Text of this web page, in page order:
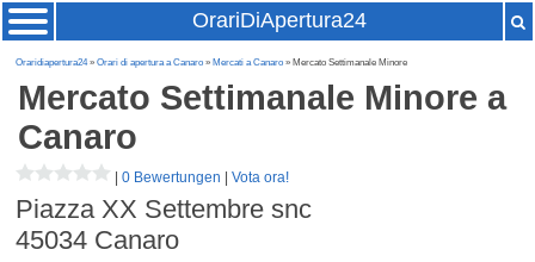
OrariDiApertura24
Oraridiapertura24»Orari di apertura a Canaro » Mercati a Canaro » Mercato Settimanale Minore
Mercato Settimanale Minore a
Canaro
|0 Bewertungen |Vota ora!
Piazza XX Settembre snc
45034 Canaro